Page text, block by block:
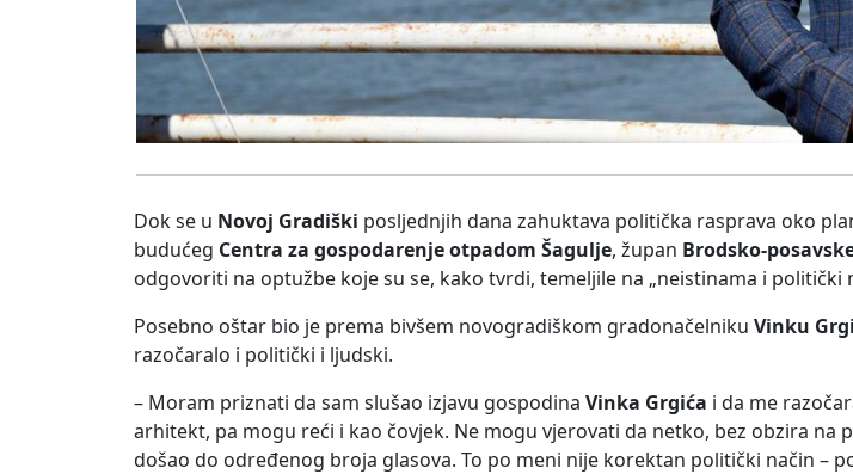
Dok se u Novoj Gradiški posljednjih dana zahuktava politička rasprava oko
budućeg Centra za gospodarenje otpadom Šagulje, župan Brodsko-
odgovoriti na optužbe koje su se, kako tvrdi, temeljile na „neistinama i
Posebno oštar bio je prema bivšem novogradiškom gradonačelniku Vinku
razočaralo i politički i ljudski.
– Moram priznati da sam slušao izjavu gospodina Vinka Grgića i da me
arhitekt, pa mogu reći i kao čovjek. Ne mogu vjerovati da netko, bez obzira na
došao do određenog broja glasova. To po meni nije korektan politički način –